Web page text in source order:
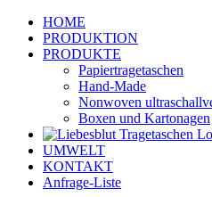
Zum
Inhalt
springen
HOME
PRODUKTION
PRODUKTE
Papiertragetaschen
Hand-Made
Nonwoven
Boxen und Kartonagen
UMWELT
KONTAKT
Anfrage-Liste